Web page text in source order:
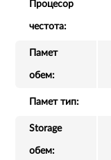
Процесор
честота:
Памет
обем:
Памет тип:
Storage
обем: